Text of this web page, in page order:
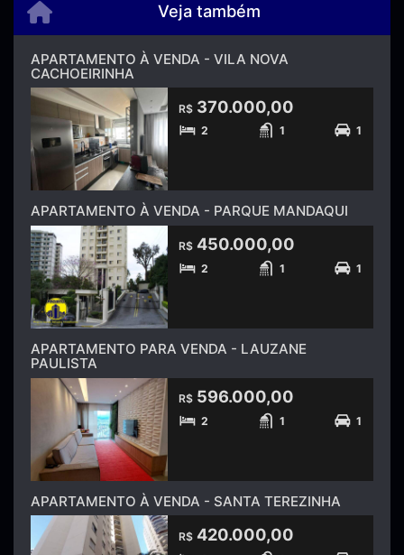
Veja também
APARTAMENTO À VENDA - VILA NOVA
CACHOEIRINHA
R$ 370.000,00
2 1 1
APARTAMENTO À VENDA - PARQUE MANDAQUI
R$ 450.000,00
2 1 1
APARTAMENTO PARA VENDA - LAUZANE
PAULISTA
R$ 596.000,00
2 1 1
APARTAMENTO À VENDA - SANTA TEREZINHA
R$ 420.000,00